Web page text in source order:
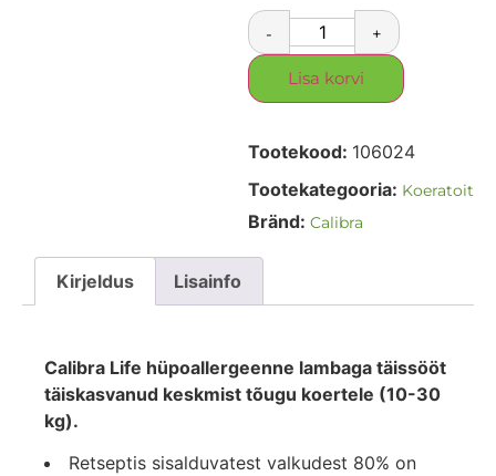
- +
Lisa korvi
Tootekood: 106024
Tootekategooria: Koeratoit
Bränd: Calibra
Kirjeldus Lisainfo
Calibra Life hüpoallergeenne lambaga täissööt
täiskasvanud keskmist tõugu koertele (10-30
kg).
Retseptis sisalduvatest valkudest 80% on